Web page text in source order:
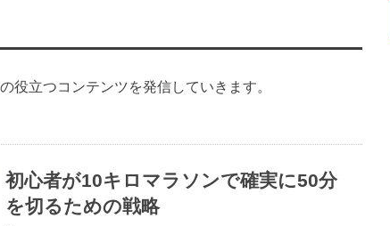
役立つコンテンツを発信していきます。
初心者が10キロマラソンで確実に50分
を切るための戦略